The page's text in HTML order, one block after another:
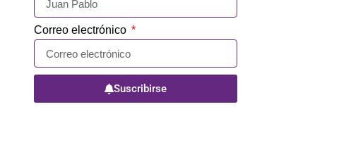
Correo electrónico
Suscribirse